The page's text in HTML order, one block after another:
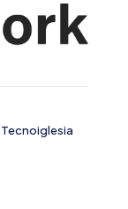
Tecnoiglesia